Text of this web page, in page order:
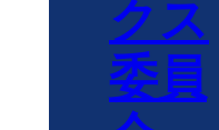
クス
委員